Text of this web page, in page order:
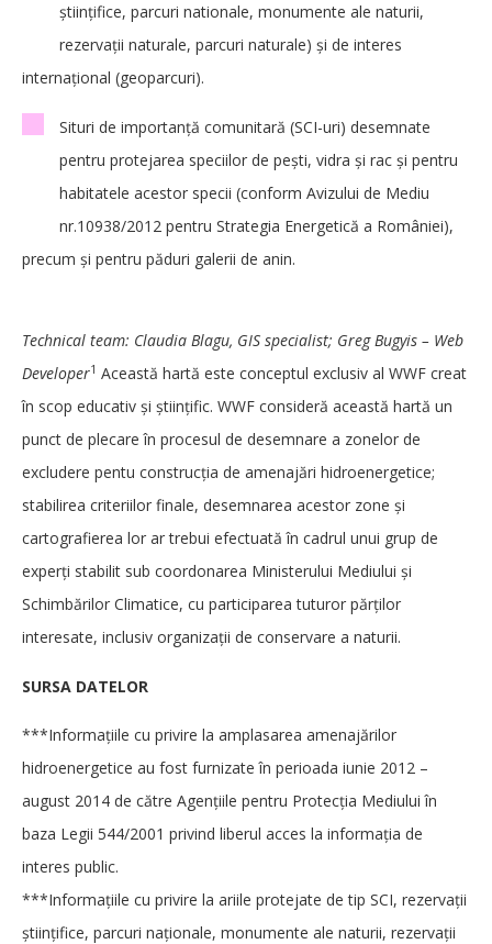
ştiinţifice, parcuri nationale, monumente ale naturii,
rezervaţii naturale, parcuri naturale) şi de interes
internaţional (geoparcuri).
Situri de importanţă comunitară (SCI-uri) desemnate
pentru protejarea speciilor de peşti, vidra şi rac şi pentru
habitatele acestor specii (conform Avizului de Mediu
nr.10938/2012 pentru Strategia Energetică a României),
precum şi pentru păduri galerii de anin.
Technical team: Claudia Blagu, GIS specialist; Greg Bugyis – Web
Developer1 Această hartă este conceptul exclusiv al WWF creat
în scop educativ şi ştiinţific. WWF consideră această hartă un
punct de plecare în procesul de desemnare a zonelor de
excludere pentu construcţia de amenajări hidroenergetice;
stabilirea criteriilor finale, desemnarea acestor zone şi
cartografierea lor ar trebui efectuată în cadrul unui grup de
experţi stabilit sub coordonarea Ministerului Mediului şi
Schimbărilor Climatice, cu participarea tuturor părţilor
interesate, inclusiv organizaţii de conservare a naturii.
SURSA DATELOR
***Informațiile cu privire la amplasarea amenajărilor
hidroenergetice au fost furnizate în perioada iunie 2012 –
august 2014 de către Agențiile pentru Protecția Mediului în
baza Legii 544/2001 privind liberul acces la informația de
interes public.
***Informaţiile cu privire la ariile protejate de tip SCI, rezervaţii
ştiinţifice, parcuri naţionale, monumente ale naturii, rezervaţii